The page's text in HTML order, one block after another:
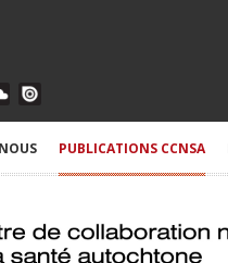
PUBLICATIONS CCNSA